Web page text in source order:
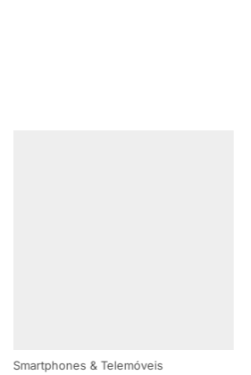
Smartphones & Telemóveis